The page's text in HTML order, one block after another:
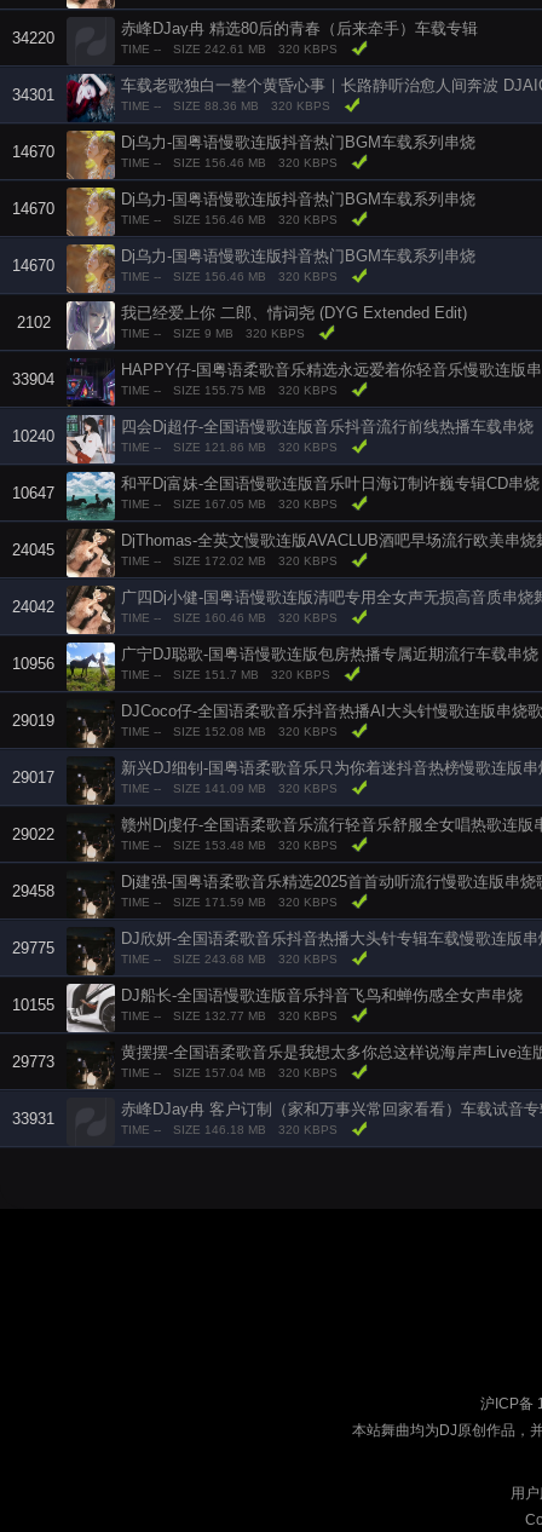
34220
赤峰DJay冉 精选80后的青春（后来牵手）车载专辑
TIME -- SIZE 242.61 MB 320 KBPS
34301
车载老歌独白一整个黄昏心事｜长路静听治愈人间奔波
TIME -- SIZE 88.36 MB 320 KBPS
14670
Dj乌力-国粤语慢歌连版抖音热门BGM车载系列串烧
TIME -- SIZE 156.46 MB 320 KBPS
14670
Dj乌力-国粤语慢歌连版抖音热门BGM车载系列串烧
TIME -- SIZE 156.46 MB 320 KBPS
14670
Dj乌力-国粤语慢歌连版抖音热门BGM车载系列串烧
TIME -- SIZE 156.46 MB 320 KBPS
2102
我已经爱上你 二郎、情词尧 (DYG Extended Edit)
TIME -- SIZE 9 MB 320 KBPS
33904
HAPPY仔-国粤语柔歌音乐精选永远爱着你轻音乐慢歌连版
TIME -- SIZE 155.75 MB 320 KBPS
10240
四会Dj超仔-全国语慢歌连版音乐抖音流行前线热播车载串烧
TIME -- SIZE 121.86 MB 320 KBPS
10647
和平Dj富妹-全国语慢歌连版音乐叶日海订制许巍专辑CD串烧
TIME -- SIZE 167.05 MB 320 KBPS
24045
DjThomas-全英文慢歌连版AVACLUB酒吧早场流行欧美串烧
TIME -- SIZE 172.02 MB 320 KBPS
24042
广四Dj小健-国粤语慢歌连版清吧专用全女声无损高音质串烧
TIME -- SIZE 160.46 MB 320 KBPS
10956
广宁DJ聪歌-国粤语慢歌连版包房热播专属近期流行车载串烧
TIME -- SIZE 151.7 MB 320 KBPS
29019
DJCoco仔-全国语柔歌音乐抖音热播AI大头针慢歌连版串烧
TIME -- SIZE 152.08 MB 320 KBPS
29017
新兴DJ细钊-国粤语柔歌音乐只为你着迷抖音热榜慢歌连版
TIME -- SIZE 141.09 MB 320 KBPS
29022
赣州Dj虔仔-全国语柔歌音乐流行轻音乐舒服全女唱热歌连版
TIME -- SIZE 153.48 MB 320 KBPS
29458
Dj建强-国粤语柔歌音乐精选2025首首动听流行慢歌连版串烧
TIME -- SIZE 171.59 MB 320 KBPS
29775
DJ欣妍-全国语柔歌音乐抖音热播大头针专辑车载慢歌连版
TIME -- SIZE 243.68 MB 320 KBPS
10155
DJ船长-全国语慢歌连版音乐抖音飞鸟和蝉伤感全女声串烧
TIME -- SIZE 132.77 MB 320 KBPS
29773
黄摆摆-全国语柔歌音乐是我想太多你总这样说海岸声Live连
TIME -- SIZE 157.04 MB 320 KBPS
33931
赤峰DJay冉 客户订制（家和万事兴常回家看看）车载试音
TIME -- SIZE 146.18 MB 320 KBPS
沪ICP备
本站舞曲均为DJ原创作品，
用